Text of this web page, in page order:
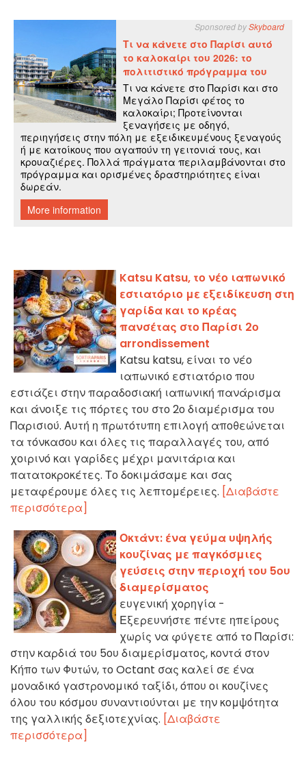
Katsu Katsu, το νέο ιαπωνικό
εστιατόριο με εξειδίκευση στη
γαρίδα και το κρέας
πανσέτας στο Παρίσι 2ο
arrondissement
Katsu katsu, είναι το νέο
ιαπωνικό εστιατόριο που
εστιάζει στην παραδοσιακή ιαπωνική πανάρισμα
και άνοιξε τις πόρτες του στο 2ο διαμέρισμα του
Παρισιού. Αυτή η πρωτότυπη επιλογή αποθεώνεται
τα τόνκασου και όλες τις παραλλαγές του, από
χοιρινό και γαρίδες μέχρι μανιτάρια και
πατατοκροκέτες. Το δοκιμάσαμε και σας
μεταφέρουμε όλες τις λεπτομέρειες. [Διαβάστε
περισσότερα]
Οκτάντ: ένα γεύμα υψηλής
κουζίνας με παγκόσμιες
γεύσεις στην περιοχή του 5ου
διαμερίσματος
ευγενική χορηγία -
Εξερευνήστε πέντε ηπείρους
χωρίς να φύγετε από το Παρίσι:
στην καρδιά του 5ου διαμερίσματος, κοντά στον
Κήπο των Φυτών, το Octant σας καλεί σε ένα
μοναδικό γαστρονομικό ταξίδι, όπου οι κουζίνες
όλου του κόσμου συναντιούνται με την κομψότητα
της γαλλικής δεξιοτεχνίας. [Διαβάστε
περισσότερα]